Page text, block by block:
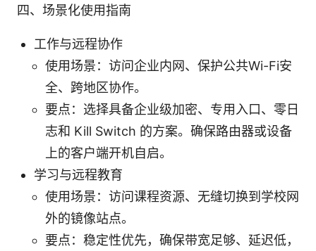
四、场景化使用指南
工作与远程协作
使用场景：访问企业内网、保护公共Wi-Fi安
全、跨地区协作。
要点：选择具备企业级加密、专用入口、零日
志和 Kill Switch 的方案。确保路由器或设备
上的客户端开机自启。
学习与远程教育
使用场景：访问课程资源、无缝切换到学校网
外的镜像站点。
要点：稳定性优先，确保带宽足够、延迟低，